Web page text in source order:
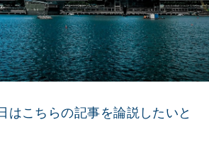
はこちらの記事を論説したいと